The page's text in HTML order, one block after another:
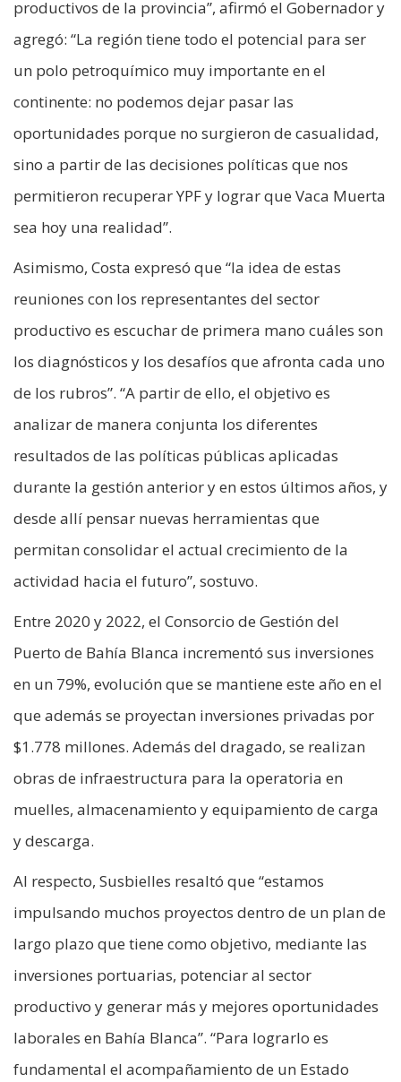
productivos de la provincia”, afirmó el Gobernador y
agregó: “La región tiene todo el potencial para ser
un polo petroquímico muy importante en el
continente: no podemos dejar pasar las
oportunidades porque no surgieron de casualidad,
sino a partir de las decisiones políticas que nos
permitieron recuperar YPF y lograr que Vaca Muerta
sea hoy una realidad”.
Asimismo, Costa expresó que “la idea de estas
reuniones con los representantes del sector
productivo es escuchar de primera mano cuáles son
los diagnósticos y los desafíos que afronta cada uno
de los rubros”. “A partir de ello, el objetivo es
analizar de manera conjunta los diferentes
resultados de las políticas públicas aplicadas
durante la gestión anterior y en estos últimos años, y
desde allí pensar nuevas herramientas que
permitan consolidar el actual crecimiento de la
actividad hacia el futuro”, sostuvo.
Entre 2020 y 2022, el Consorcio de Gestión del
Puerto de Bahía Blanca incrementó sus inversiones
en un 79%, evolución que se mantiene este año en el
que además se proyectan inversiones privadas por
$1.778 millones. Además del dragado, se realizan
obras de infraestructura para la operatoria en
muelles, almacenamiento y equipamiento de carga
y descarga.
Al respecto, Susbielles resaltó que “estamos
impulsando muchos proyectos dentro de un plan de
largo plazo que tiene como objetivo, mediante las
inversiones portuarias, potenciar al sector
productivo y generar más y mejores oportunidades
laborales en Bahía Blanca”. “Para lograrlo es
fundamental el acompañamiento de un Estado